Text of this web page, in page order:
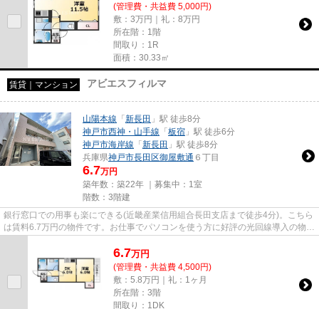
(管理費・共益費 5,000円)
敷：3万円｜礼：8万円
所在階：1階
間取り：1R
面積：30.33㎡
賃貸｜マンション アビエスフィルマ
山陽本線 「 新長田 」駅 徒歩8分
神戸市西神・山手線 「 板宿 」駅 徒歩6分
神戸市海岸線 「 新長田 」駅 徒歩8分
兵庫県神戸市長田区御屋敷通 ６丁目
6.7万円
築年数：築22年 ｜募集中： 1室
階数：3階建
銀行窓口での用事も楽にできる(近畿産業信用組合長田支店まで徒歩4分)。こちら
は賃料6.7万円の物件です。お仕事でパソコンを使う方に好評の光回線導入の物件
6.7万円
(管理費・共益費 4,500円)
敷：5.8万円｜礼：1ヶ月
所在階：3階
間取り：1DK